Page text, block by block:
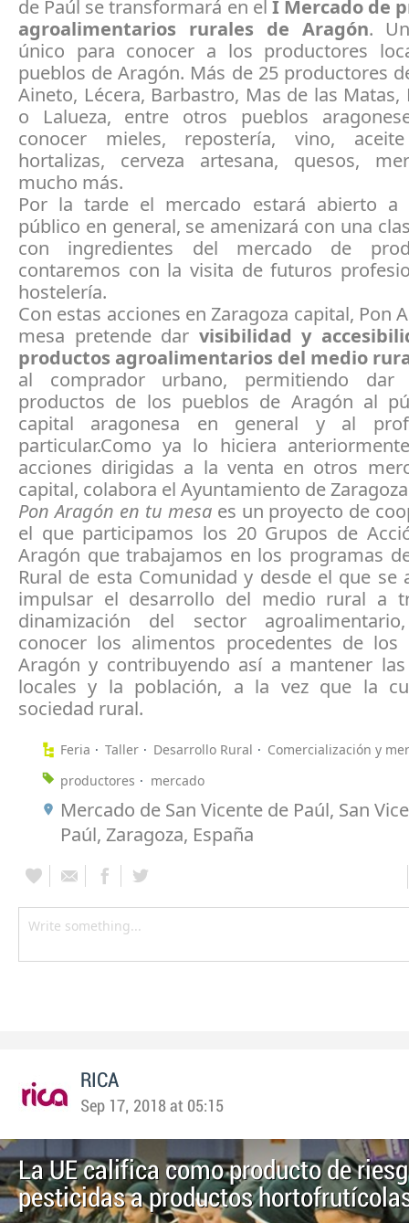
de Paúl se transformará en el I Mercado de
agroalimentarios rurales de Aragón.
único para conocer a los productores
pueblos de Aragón. Más de 25 productores
Aineto, Lécera, Barbastro, Mas de las Matas,
o Lalueza, entre otros pueblos
conocer mieles, repostería, vino,
hortalizas, cerveza artesana, quesos,
mucho más.
Por la tarde el mercado estará abierto a
público en general, se amenizará con una
con ingredientes del mercado de
contaremos con la visita de futuros
hostelería.
Con estas acciones en Zaragoza capital, Pon
mesa pretende dar visibilidad y
productos agroalimentarios del medio
al comprador urbano, permitiendo dar
productos de los pueblos de Aragón al
capital aragonesa en general y al
particular.Como ya lo hiciera
acciones dirigidas a la venta en otros
capital, colabora el Ayuntamiento de
Pon Aragón en tu mesaes un proyecto de
el que participamos los 20 Grupos de
Aragón que trabajamos en los programas
Rural de esta Comunidad y desde el que se
impulsar el desarrollo del medio rural a
dinamización del sector
conocer los alimentos procedentes de los
Aragón y contribuyendo así a mantener
locales y la población, a la vez que la
sociedad rural.
Feria Taller Desarrollo Rural
Comercialización y
productores
mercado
Mercado de San Vicente de Paúl, San
Paúl, Zaragoza, España
RICA
Sep 17, 2018 at 05:15
La UE califica como producto de
pesticidas a productos